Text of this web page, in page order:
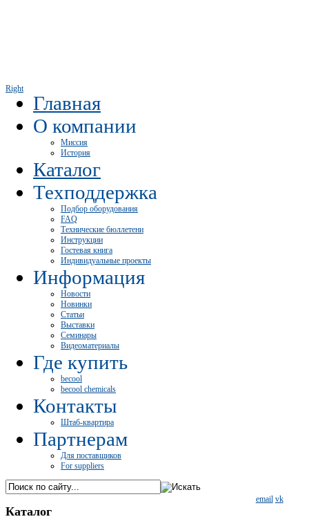
Right
Главная
О компании
Миссия
История
Каталог
Техподдержка
Подбор оборудования
FAQ
Технические бюллетени
Инструкции
Гостевая книга
Индивидуальные проекты
Информация
Новости
Новинки
Статьи
Выставки
Семинары
Видеоматериалы
Где купить
becool
becool chemicals
Контакты
Штаб-квартира
Партнерам
Для поставщиков
For suppliers
email vk
Каталог